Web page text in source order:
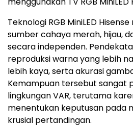
Teknologi RGB MiniLED
sumber cahaya merah, hijau,
secara independen.
reproduksi warna yang lebih
lebih kaya, serta akurasi
Kemampuan tersebut sangat
lingkungan VAR, terutama
menentukan keputusan pada
krusial pertandingan.